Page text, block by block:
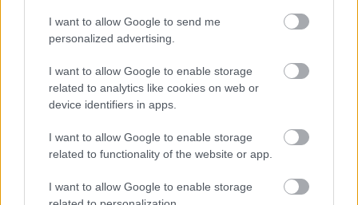
I want to allow Google to send me
personalized advertising.
I want to allow Google to enable storage
related to analytics like cookies on web or
device identifiers in apps.
I want to allow Google to enable storage
related to functionality of the website or app.
I want to allow Google to enable storage
Gepubliseer: 13 Julie 2026 om 18:29:06 UTC
Mosterd is meer as net 'n pittige spesery vir jou
jare lank gekoester vir sy merkwaardige
gesondheidseienskappe. Van die heldergeel pasta
by bofbalstadions tot die klein saadjies in jou
speserykas, bied mosterd verrassende voordele wat
die meeste mense nooit besef nie.Lees meer...
gesondheidsvoordele van munt